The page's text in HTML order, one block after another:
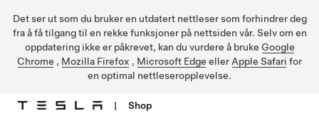
Det ser ut som du bruker en utdatert nettleser som forhindrer deg
fra å få tilgang til en rekke funksjoner på nettsiden vår. Selv om en
oppdatering ikke er påkrevet, kan du vurdere å bruke Google
Chrome , Mozilla Firefox , Microsoft Edge eller Apple Safari for
en optimal nettleseropplevelse.
| Shop